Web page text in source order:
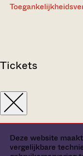
Deze website
vergelijkbare
Tickets